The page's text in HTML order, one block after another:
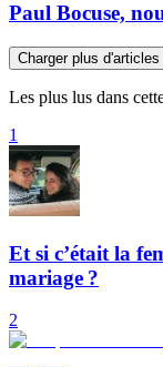
Paul Bocuse,
Charger plus d'articles
Les plus lus dans
1
Et si c’était la
mariage ?
2